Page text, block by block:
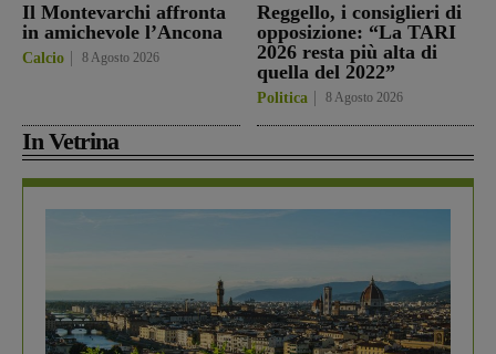
Il Montevarchi affronta
in amichevole l’Ancona
Calcio 8 Agosto 2026
Reggello, i consiglieri di
opposizione: “La TARI
2026 resta più alta di
quella del 2022”
Politica 8 Agosto 2026
In Vetrina